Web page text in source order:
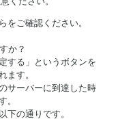
ご確認ください。
か？
する」というボタンを
す。
サーバーに到達した時
の通りです。